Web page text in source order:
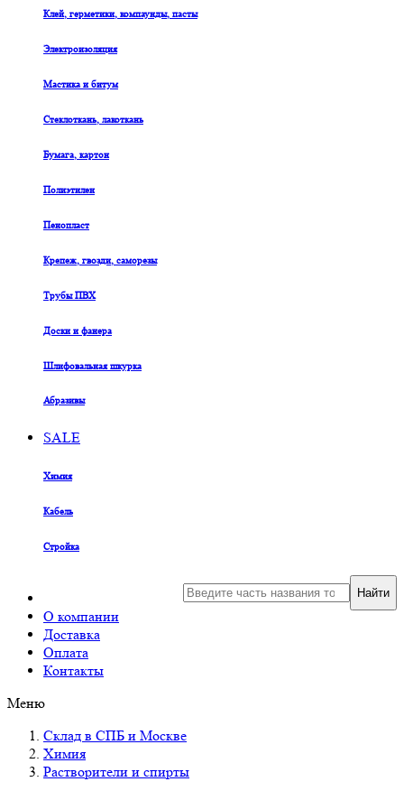
Клей, герметики, компаунды, пасты
Электроизоляция
Мастика и битум
Стеклоткань, лакоткань
Бумага, картон
Полиэтилен
Пенопласт
Крепеж, гвозди, саморезы
Трубы ПВХ
Доски и фанера
Шлифовальная шкурка
Абразивы
SALE
Химия
Кабель
Стройка
О компании
Доставка
Оплата
Контакты
Найти
Меню
Склад в СПБ и Москве
Химия
Растворители и спирты